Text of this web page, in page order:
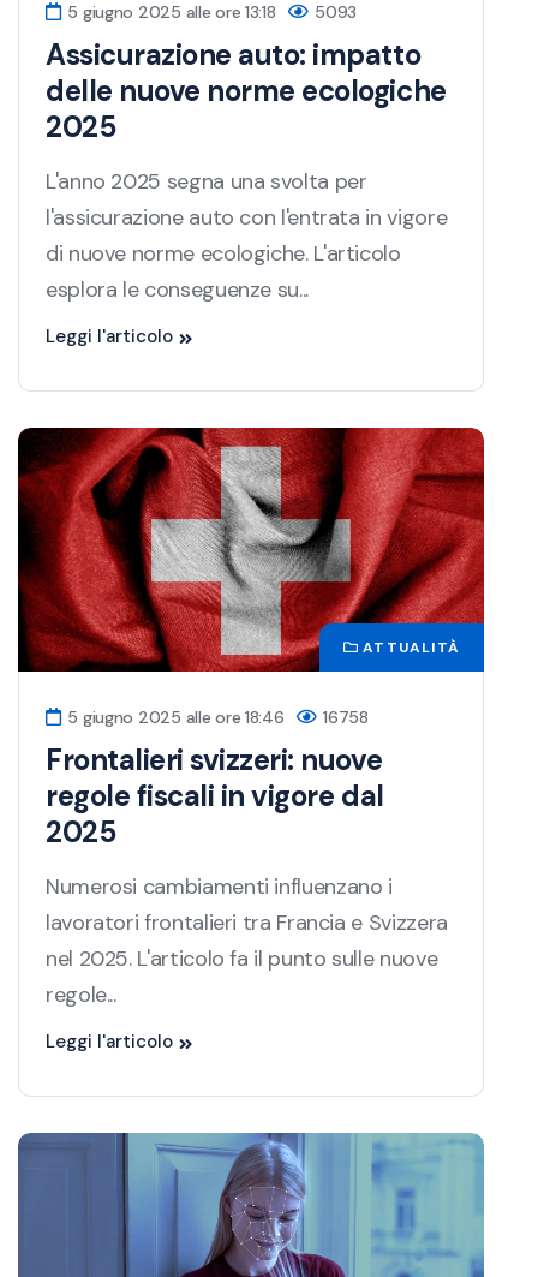
5 giugno 2025 alle ore 13:18 5093
Assicurazione auto: impatto
delle nuove norme ecologiche
2025
L'anno 2025 segna una svolta per
l'assicurazione auto con l'entrata in vigore
di nuove norme ecologiche. L'articolo
esplora le conseguenze su...
Leggi l'articolo
ATTUALITÀ
5 giugno 2025 alle ore 18:46 16758
Frontalieri svizzeri: nuove
regole fiscali in vigore dal
2025
Numerosi cambiamenti influenzano i
lavoratori frontalieri tra Francia e Svizzera
nel 2025. L'articolo fa il punto sulle nuove
regole...
Leggi l'articolo